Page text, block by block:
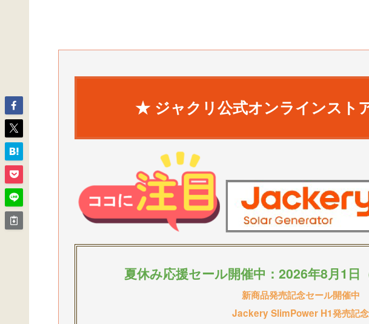
★ ジャクリ公式オンラインスト
夏休み応援セール開催中：2026年8月1日
新商品発売記念セール開催中
Jackery SlimPower H1発売記念